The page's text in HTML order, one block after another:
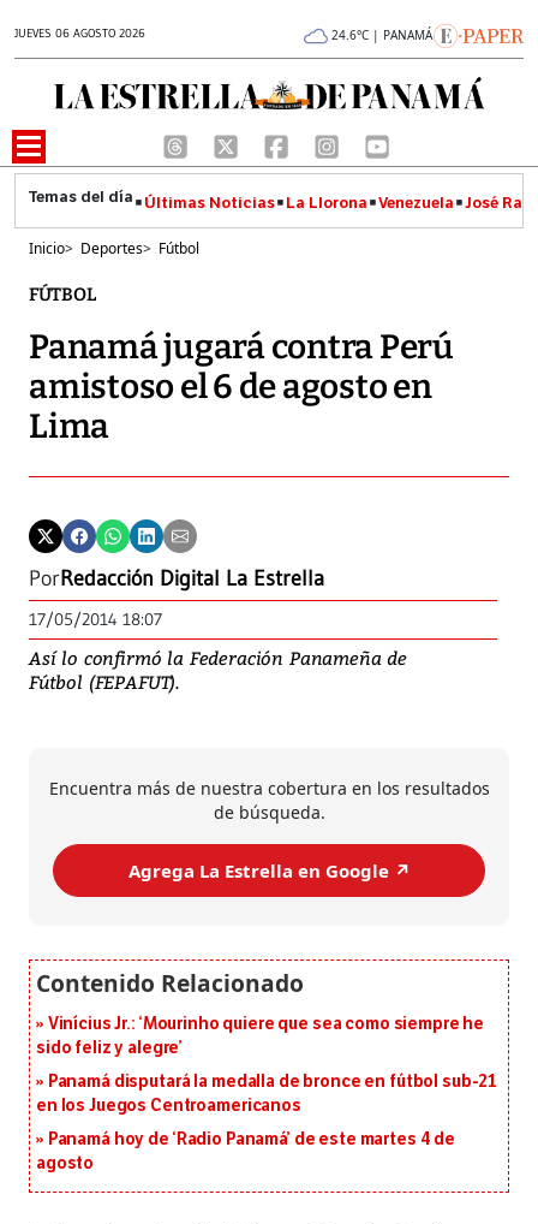
JUEVES 06 AGOSTO 2026 24.6°C | PANAMÁ
Últimas Noticias La Llorona Venezuela José
Inicio> Deportes> Fútbol
FÚTBOL
Panamá jugará contra Perú
amistoso el 6 de agosto en
Lima
PorRedacción Digital La Estrella
17/05/2014 18:07
Así lo confirmó la Federación Panameña de
Fútbol (FEPAFUT).
Encuentra más de nuestra cobertura en los resultados
de búsqueda.
Agrega La Estrella en Google ↗️
Vinícius Jr.: ‘Mourinho quiere que sea como siempre he
sido feliz y alegre’
Panamá disputará la medalla de bronce en fútbol sub-21
en los Juegos Centroamericanos
Panamá hoy de ‘Radio Panamá’ de este martes 4 de
agosto